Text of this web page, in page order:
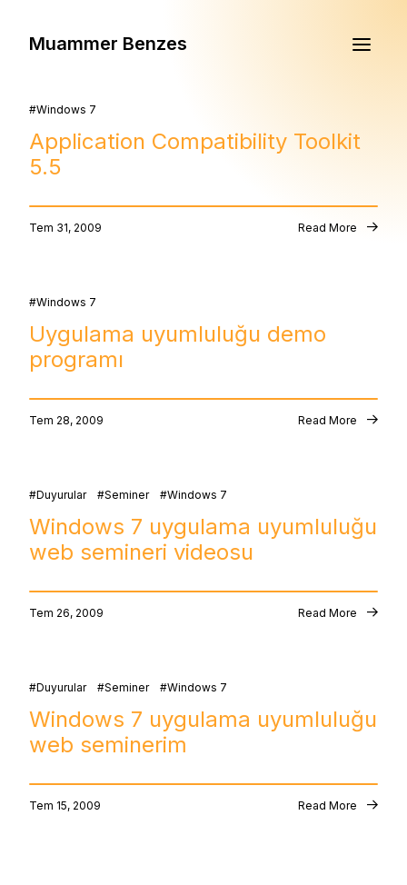
Muammer Benzes
Windows 7
Application Compatibility Toolkit
5.5
Tem 31, 2009 Read More
Windows 7
Uygulama uyumluluğu demo
programı
Tem 28, 2009 Read More
Duyurular Seminer Windows 7
Windows 7 uygulama uyumluluğu
web semineri videosu
Tem 26, 2009 Read More
Duyurular Seminer Windows 7
Windows 7 uygulama uyumluluğu
web seminerim
Tem 15, 2009 Read More